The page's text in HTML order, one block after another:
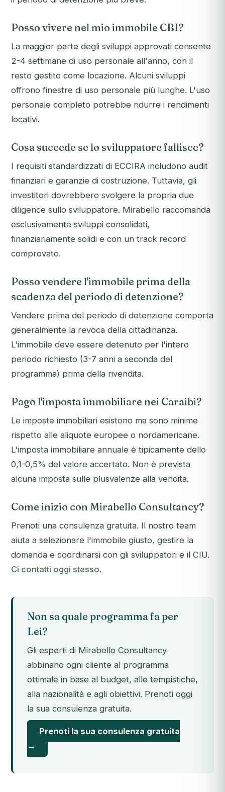
Posso vivere nel mio immobile CBI?
La maggior parte degli sviluppi approvati consente
2-4 settimane di uso personale all'anno, con il
resto gestito come locazione. Alcuni sviluppi
offrono finestre di uso personale più lunghe. L'uso
personale completo potrebbe ridurre i rendimenti
locativi.
Cosa succede se lo sviluppatore fallisce?
I requisiti standardizzati di ECCIRA includono audit
finanziari e garanzie di costruzione. Tuttavia, gli
investitori dovrebbero svolgere la propria due
diligence sullo sviluppatore. Mirabello raccomanda
esclusivamente sviluppi consolidati,
finanziariamente solidi e con un track record
comprovato.
Posso vendere l'immobile prima della
scadenza del periodo di detenzione?
Vendere prima del periodo di detenzione comporta
generalmente la revoca della cittadinanza.
L'immobile deve essere detenuto per l'intero
periodo richiesto (3-7 anni a seconda del
programma) prima della rivendita.
Pago l'imposta immobiliare nei Caraibi?
Le imposte immobiliari esistono ma sono minime
rispetto alle aliquote europee o nordamericane.
L'imposta immobiliare annuale è tipicamente dello
0,1-0,5% del valore accertato. Non è prevista
alcuna imposta sulle plusvalenze alla vendita.
Come inizio con Mirabello Consultancy?
Prenoti una consulenza gratuita. Il nostro team
aiuta a selezionare l'immobile giusto, gestire la
domanda e coordinarsi con gli sviluppatori e il CIU.
Ci contatti oggi stesso.
Non sa quale programma fa per
Lei?
Gli esperti di Mirabello Consultancy
abbinano ogni cliente al programma
ottimale in base al budget, alle tempistiche,
alla nazionalità e agli obiettivi. Prenoti oggi
la sua consulenza gratuita.
Prenoti la sua consulenza gratuita
→